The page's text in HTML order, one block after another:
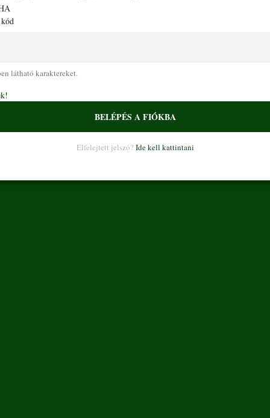
látható karaktereket.
BELÉPÉS A FIÓKBA
Elfelejtett jelszó? Ide kell kattintani